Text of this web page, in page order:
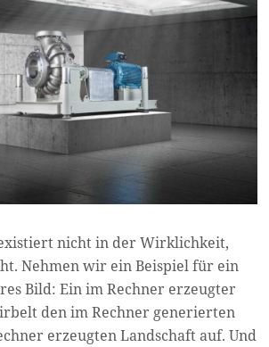
nicht in der Wirklichkeit,
Nehmen wir ein Beispiel für ein
Bild: Ein im Rechner erzeugter
den im Rechner generierten
erzeugten Landschaft auf. Und